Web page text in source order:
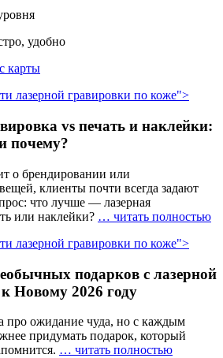
удобно
лазерной гравировки по коже">
vs печать и наклейки:
почему?
о брендировании или
клиенты почти всегда задают
что лучше — лазерная
или наклейки? … читать полностью
лазерной гравировки по коже">
подарков с лазерной
Новому 2026 году
про ожидание чуда, но с каждым
придумать подарок, который
… читать полностью